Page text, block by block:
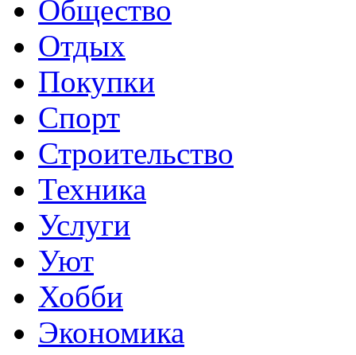
Общество
Отдых
Покупки
Спорт
Строительство
Техника
Услуги
Уют
Хобби
Экономика